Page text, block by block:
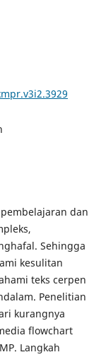
dan
Sehingga
kesulitan
teks cerpen
Penelitian
kurangnya
flowchart
Langkah